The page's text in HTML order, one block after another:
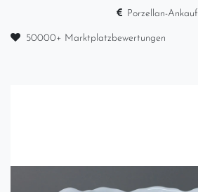
Porzellan-Ankauf
50000+ Marktplatzbewertungen